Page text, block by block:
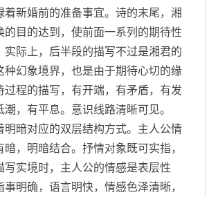
着新婚前的准备事宜。诗的末尾，湘
的目的达到，使前面一系列的期待性
实际上，后半段的描写不过是湘君的
种幻象境界，也是由于期待心切的缘
过程的描写，有开端，有矛盾，有发
，有平息。意识线路清晰可见。
暗对应的双层结构方式。主人公情
，明暗结合。抒情对象既可实指，
写实境时，主人公的情感是表层性
明确，语言明快，情感色泽清晰，